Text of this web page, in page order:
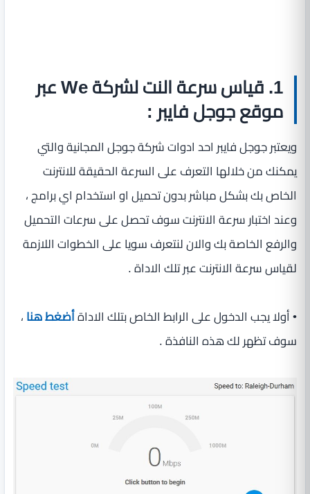
1. قياس سرعة النت لشركة We عبر
موقع جوجل فايبر :
ويعتبر جوجل فايبر احد ادوات شركة جوجل المجانية والتي
يمكنك من خلالها التعرف على السرعة الحقيقة للانترنت
الخاص بك بشكل مباشر بدون تحميل او استخدام اي برامج ،
وعند اختبار سرعة الانترنت سوف تحصل على سرعات التحميل
والرفع الخاصة بك والان لنتعرف سويا على الخطوات اللازمة
لقياس سرعة الانترنت عبر تلك الاداة .
• أولا يجب الدخول على الرابط الخاص بتلك الاداةأضغط هنا،
سوف تظهر لك هذه النافذة .